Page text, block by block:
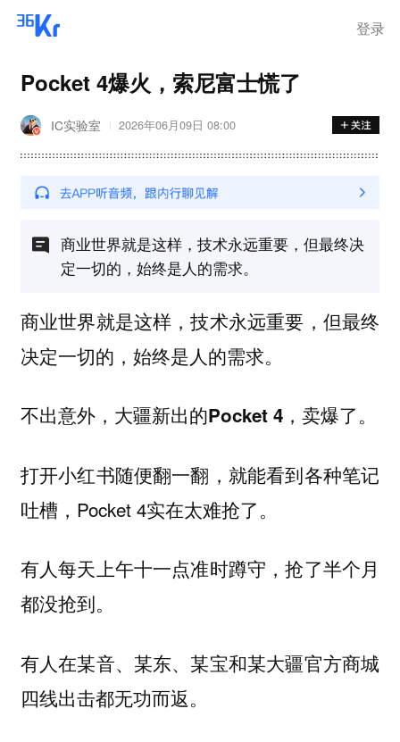
登录
Pocket 4爆火，索尼富士慌了
IC实验室 2026年06月09日 08:00
商业世界就是这样，技术永远重要，但最终决
定一切的，始终是人的需求。
商业世界就是这样，技术永远重要，但最终
决定一切的，始终是人的需求。
不出意外，大疆新出的Pocket 4，卖爆了。
打开小红书随便翻一翻，就能看到各种笔记
吐槽，Pocket 4实在太难抢了。
有人每天上午十一点准时蹲守，抢了半个月
都没抢到。
有人在某音、某东、某宝和某大疆官方商城
四线出击都无功而返。